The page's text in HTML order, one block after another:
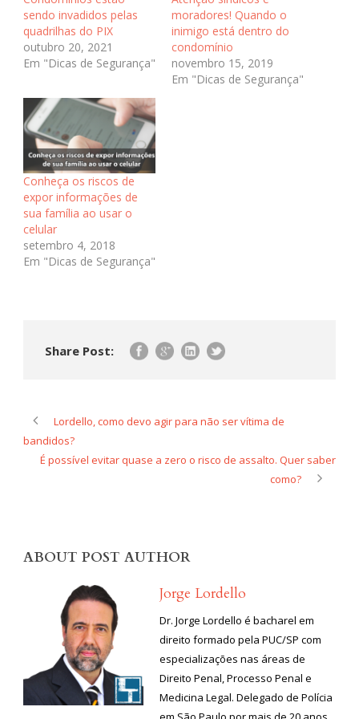
sendo invadidos pelas
quadrilhas do PIX
outubro 20, 2021
Em "Dicas de Segurança"
moradores! Quando o
inimigo está dentro do
condomínio
novembro 15, 2019
Em "Dicas de Segurança"
Conheça os riscos de
expor informações de
sua família ao usar o
celular
setembro 4, 2018
Em "Dicas de Segurança"
Share Post:
Lordello, como devo agir para não ser vítima de
bandidos?
É possível evitar quase a zero o risco de assalto. Quer saber
como?
ABOUT POST AUTHOR
Jorge Lordello
Dr. Jorge Lordello é bacharel em
direito formado pela PUC/SP com
especializações nas áreas de
Direito Penal, Processo Penal e
Medicina Legal. Delegado de Polícia